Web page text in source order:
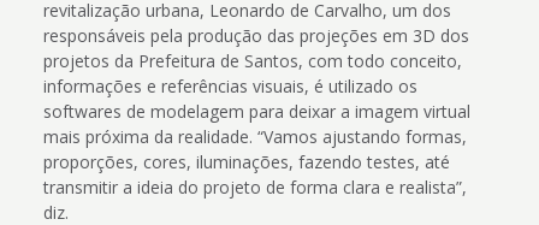
revitalização urbana, Leonardo de Carvalho, um dos
responsáveis pela produção das projeções em 3D dos
projetos da Prefeitura de Santos, com todo conceito,
informações e referências visuais, é utilizado os
softwares de modelagem para deixar a imagem virtual
mais próxima da realidade. “Vamos ajustando formas,
proporções, cores, iluminações, fazendo testes, até
transmitir a ideia do projeto de forma clara e realista”,
diz.